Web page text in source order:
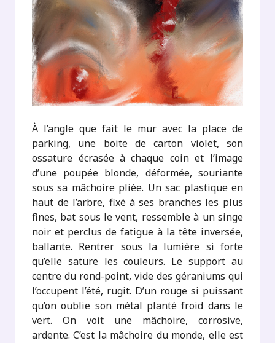
À l’angle que fait le mur avec la place de
parking, une boite de carton violet, son
ossature écrasée à chaque coin et l’image
d’une poupée blonde, déformée, souriante
sous sa mâchoire pliée. Un sac plastique en
haut de l’arbre, fixé à ses branches les plus
fines, bat sous le vent, ressemble à un singe
noir et perclus de fatigue à la tête inversée,
ballante. Rentrer sous la lumière si forte
qu’elle sature les couleurs. Le support au
centre du rond-point, vide des géraniums qui
l’occupent l’été, rugit. D’un rouge si puissant
qu’on oublie son métal planté froid dans le
vert. On voit une mâchoire, corrosive,
ardente. C’est la mâchoire du monde, elle est